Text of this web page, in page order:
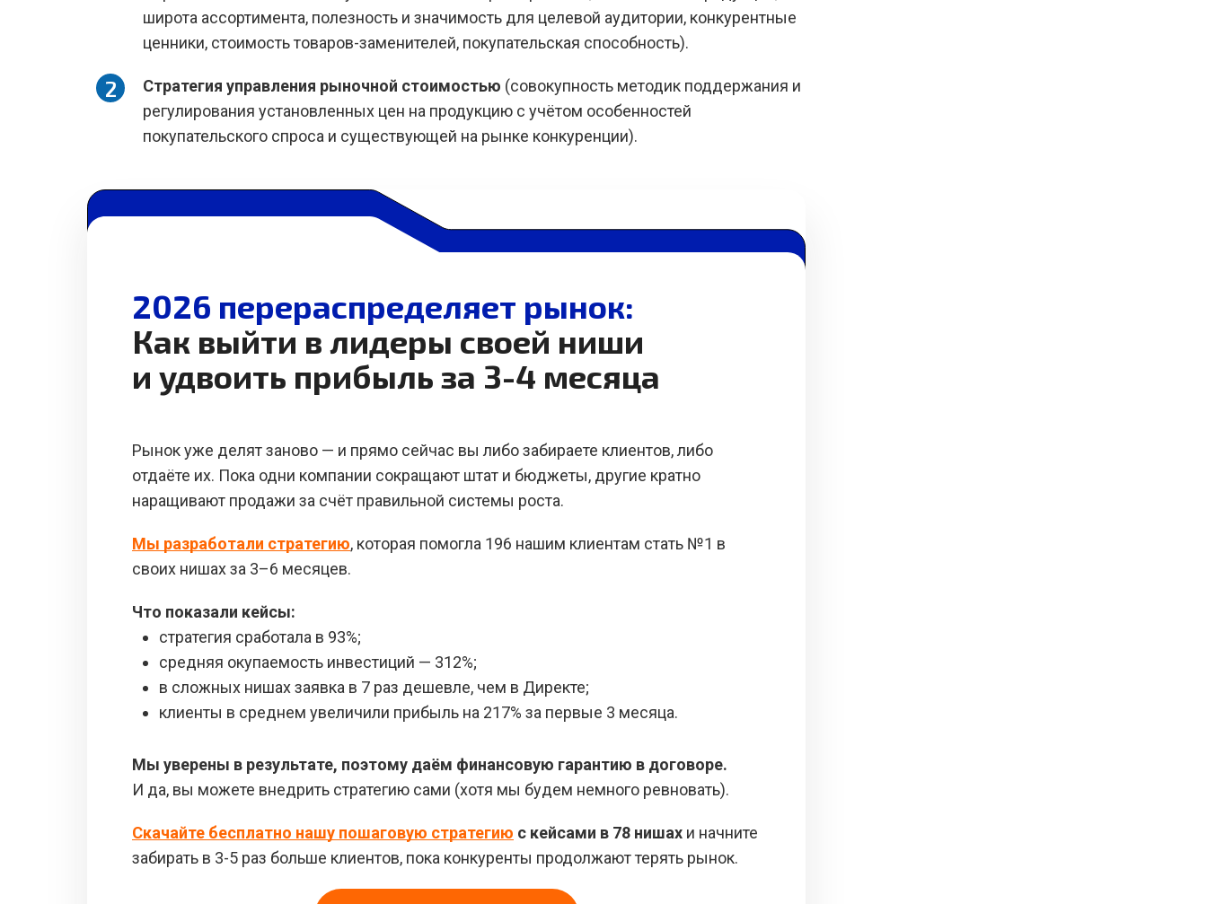
широта ассортимента, полезность и значимость для целевой аудитории, конкурентные
ценники, стоимость товаров-заменителей, покупательская способность).
Стратегия управления рыночной стоимостью (совокупность методик поддержания и
регулирования установленных цен на продукцию с учётом особенностей
покупательского спроса и существующей на рынке конкуренции).
2026 перераспределяет рынок:
Как выйти в лидеры своей ниши
и удвоить прибыль за 3-4 месяца
Рынок уже делят заново — и прямо сейчас вы либо забираете клиентов, либо
отдаёте их. Пока одни компании сокращают штат и бюджеты, другие кратно
наращивают продажи за счёт правильной системы роста.
Мы разработали стратегию, которая помогла 196 нашим клиентам стать №1 в
своих нишах за 3–6 месяцев.
Что показали кейсы:
стратегия сработала в 93%;
средняя окупаемость инвестиций — 312%;
в сложных нишах заявка в 7 раз дешевле, чем в Директе;
клиенты в среднем увеличили прибыль на 217% за первые 3 месяца.
Мы уверены в результате, поэтому даём финансовую гарантию в договоре.
И да, вы можете внедрить стратегию сами (хотя мы будем немного ревновать).
Скачайте бесплатно нашу пошаговую стратегию с кейсами в 78 нишах и начните
забирать в 3-5 раз больше клиентов, пока конкуренты продолжают терять рынок.